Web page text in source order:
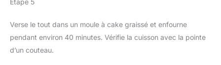
Étape 5
Verse le tout dans un moule à cake graissé et enfourne
pendant environ 40 minutes. Vérifie la cuisson avec la pointe
d’un couteau.